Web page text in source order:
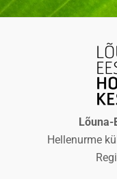
Lõuna-
Hellenurme